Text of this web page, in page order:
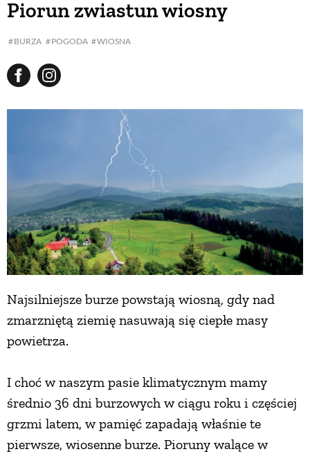
Piorun zwiastun wiosny
BURZA POGODA WIOSNA
Najsilniejsze burze powstają wiosną, gdy nad
zmarzniętą ziemię nasuwają się ciepłe masy
powietrza.
I choć w naszym pasie klimatycznym mamy
średnio 36 dni burzowych w ciągu roku i częściej
grzmi latem, w pamięć zapadają właśnie te
pierwsze, wiosenne burze. Pioruny walące w
BUDUJEMY DOM
WARZYWA I OWOCE
ROŚLINY OGRODOWE
PORADY
ZIELEŃ W DOMU
PROJEKTOWANIE OGRODU
URODA
NATURALNA APTECZKA